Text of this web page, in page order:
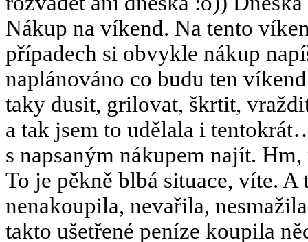
Nákup na víkend. Na tento
případech si obvykle nákup
naplánováno co budu ten
taky dusit, grilovat, škrtit,
a tak jsem to udělala i
s napsaným nákupem najít.
To je pěkně blbá situace, víte.
nenakoupila, nevařila,
takto ušetřené peníze koupila